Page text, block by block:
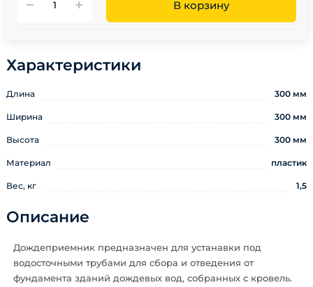
В корзину
Характеристики
Длина 300 мм
Ширина 300 мм
Высота 300 мм
Материал пластик
Вес, кг 1,5
Описание
Дождеприемник предназначен для устанавки под
водосточными трубами для сбора и отведения от
фундамента зданий дождевых вод, собранных с кровель.